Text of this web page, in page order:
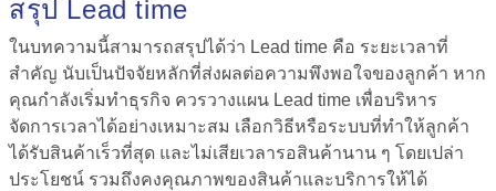
สรุป Lead time
ในบทความนี้สามารถสรุปได้ว่า Lead time คือ ระยะเวลาที่
สำคัญ นับเป็นปัจจัยหลักที่ส่งผลต่อความพึงพอใจของลูกค้า หาก
คุณกำลังเริ่มทำธุรกิจ ควรวางแผน Lead time เพื่อบริหาร
จัดการเวลาได้อย่างเหมาะสม เลือกวิธีหรือระบบที่ทำให้ลูกค้า
ได้รับสินค้าเร็วที่สุด และไม่เสียเวลารอสินค้านาน ๆ โดยเปล่า
ประโยชน์ รวมถึงคงคุณภาพของสินค้าและบริการให้ได้